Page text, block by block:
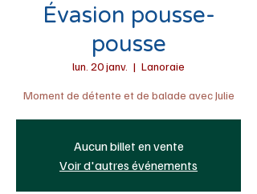
Évasion pousse-
pousse
lun. 20 janv.
  |
Lanoraie
Moment de détente et de balade avec Julie
Aucun billet en vente
Voir d'autres événements